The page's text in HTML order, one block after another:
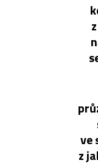
ve
z